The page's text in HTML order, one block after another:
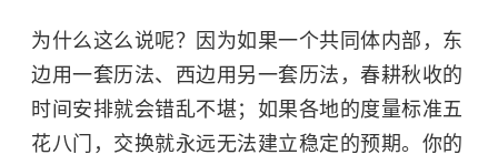
为什么这么说呢？因为如果一个共同体内部，东
边用一套历法、西边用另一套历法，春耕秋收的
时间安排就会错乱不堪；如果各地的度量标准五
花八门，交换就永远无法建立稳定的预期。你的